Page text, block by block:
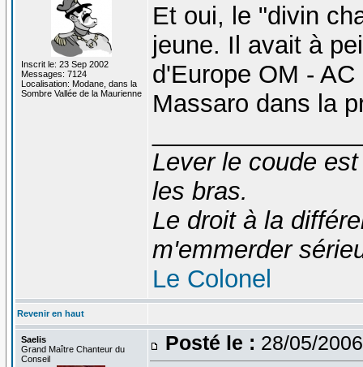
Inscrit le: 23 Sep 2002
Messages: 7124
Localisation: Modane, dans la
Sombre Vallée de la Maurienne
Et oui, le "divin
jeune. Il avait à
d'Europe OM -
Massaro dans la
Lever le coude
les bras.
Le droit à la
m'emmerder
Le Colonel
Revenir en haut
Saelis
Grand Maître Chanteur du
Conseil
Posté le : 28/05/